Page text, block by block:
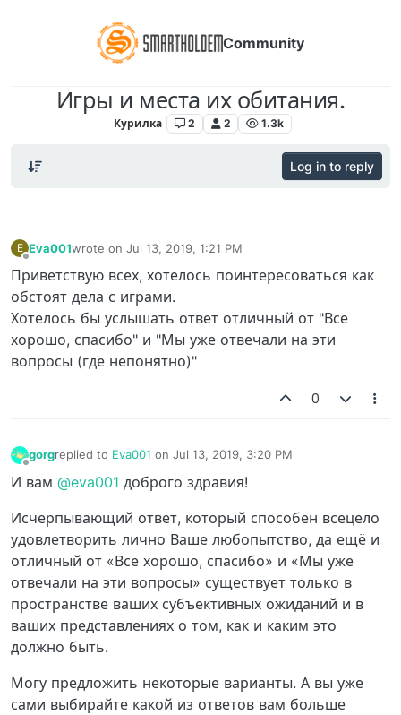
Community
Игры и места их обитания.
Курилка 2 2 1.3k
Log in to reply
E Eva001wrote on Jul 13, 2019, 1:21 PM
last edited by
Приветствую всех, хотелось поинтересоваться как
обстоят дела с играми.
Хотелось бы услышать ответ отличный от "Все
хорошо, спасибо" и "Мы уже отвечали на эти
вопросы (где непонятно)"
0
gorgreplied to Eva001 on Jul 13, 2019, 3:20 PM
last edited by
И вам @eva001 доброго здравия!
Исчерпывающий ответ, который способен всецело
удовлетворить лично Ваше любопытство, да ещё и
отличный от «Все хорошо, спасибо» и «Мы уже
отвечали на эти вопросы» существует только в
пространстве ваших субъективных ожиданий и в
ваших представлениях о том, как и каким это
должно быть.
Могу предложить некоторые варианты. А вы уже
сами выбирайте какой из ответов вам больше